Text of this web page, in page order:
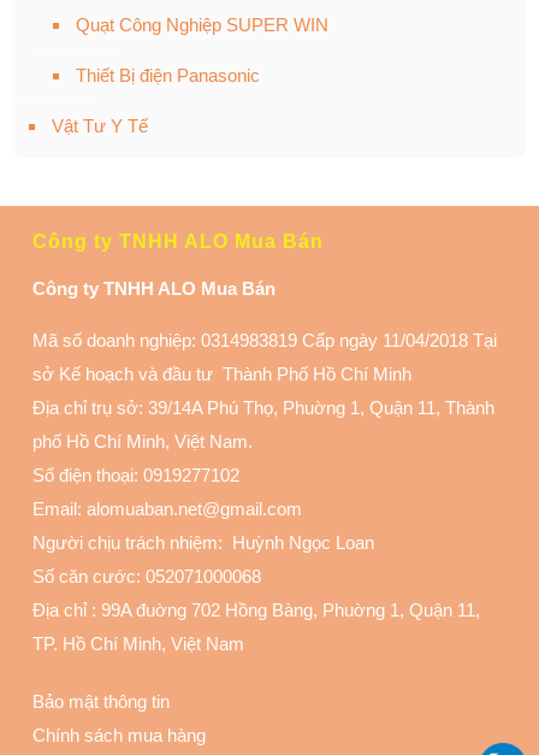
Quạt Công Nghiệp SUPER WIN
Thiết Bị điện Panasonic
Vật Tư Y Tế
Công ty TNHH ALO Mua Bán
Công ty TNHH ALO Mua Bán
Mã số doanh nghiệp: 0314983819 Cấp ngày 11/04/2018 Tại
sở Kế hoạch và đầu tư Thành Phố Hồ Chí Minh
Địa chỉ trụ sở: 39/14A Phú Thọ, Phuờng 1, Quận 11, Thành
phố Hồ Chí Minh, Việt Nam.
Số điện thoại: 0919277102
Email: alomuaban.net@gmail.com
Người chịu trách nhiệm: Huỳnh Ngọc Loan
Số căn cước: 052071000068
Địa chỉ : 99A đuờng 702 Hồng Bàng, Phuờng 1, Quận 11,
TP. Hồ Chí Minh, Việt Nam
Bảo mật thông tin
Chính sách mua hàng